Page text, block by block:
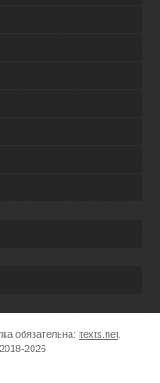
обязательна: itexts.net
2026